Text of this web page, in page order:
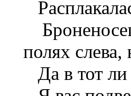
полях
Да в тот ли